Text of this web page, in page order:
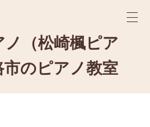
（松崎楓ピア
のピアノ教室